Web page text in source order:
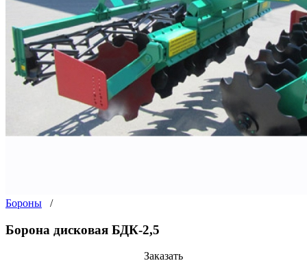
Бороны /
Борона дисковая БДК-2,5
Заказать